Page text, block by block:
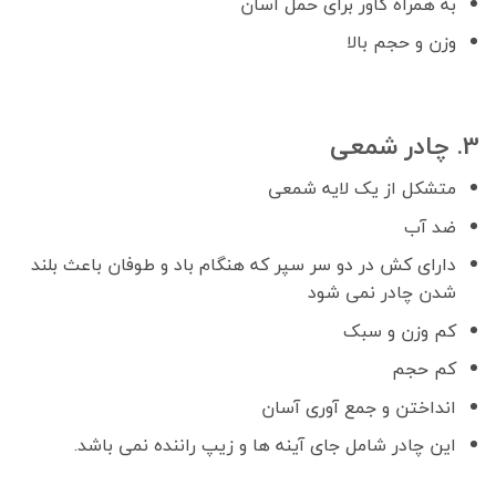
وزن و حجم بالا
3. چادر شمعی
متشکل از یک لایه شمعی
ضد آب
دارای کش در دو سر سپر که هنگام باد و طوفان باعث بلند
شدن چادر نمی شود
کم وزن و سبک
کم حجم
انداختن و جمع آوری آسان
این چادر شامل جای آینه ها و زیپ راننده نمی باشد.